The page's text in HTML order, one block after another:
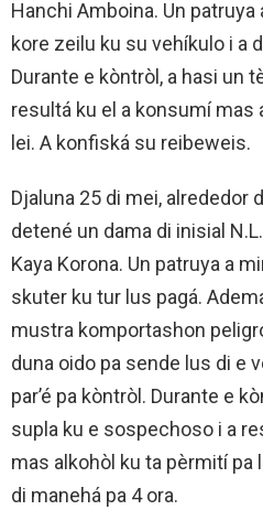
Hanchi Amboina. Un
kore zeilu ku su vehíkulo i a
Durante e kòntròl, a hasi un
resultá ku el a konsumí mas
lei. A konfiská su reibeweis.
Djaluna 25 di mei, alrededor
detené un dama di inisial
Kaya Korona. Un patruya a
skuter ku tur lus pagá.
mustra komportashon
duna oido pa sende lus di e
par’é pa kòntròl. Durante e
supla ku e sospechoso i a
mas alkohòl ku ta pèrmití pa
di manehá pa 4 ora.